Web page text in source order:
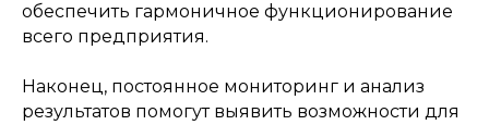
обеспечить гармоничное функционирование
всего предприятия.
Наконец, постоянное мониторинг и анализ
результатов помогут выявить возможности для